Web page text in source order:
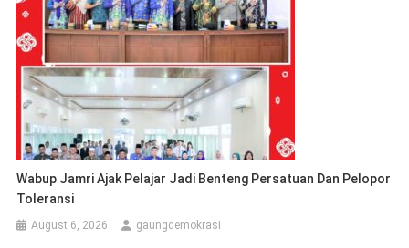
Wabup Jamri Ajak Pelajar Jadi Benteng Persatuan Dan Pelopor
Toleransi
August 6, 2026 gaungdemokrasi